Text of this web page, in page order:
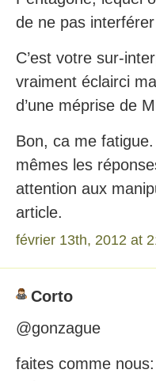
de ne pas
C’est votre sur-
vraiment éclairci
d’une méprise de
Bon, ca me
mêmes les
attention aux
article.
février 13th, 2012 at
Corto
@gonzague
faites comme